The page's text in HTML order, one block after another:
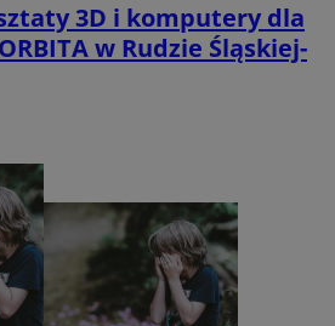
3D i komputery dla
w Rudzie Śląskiej-